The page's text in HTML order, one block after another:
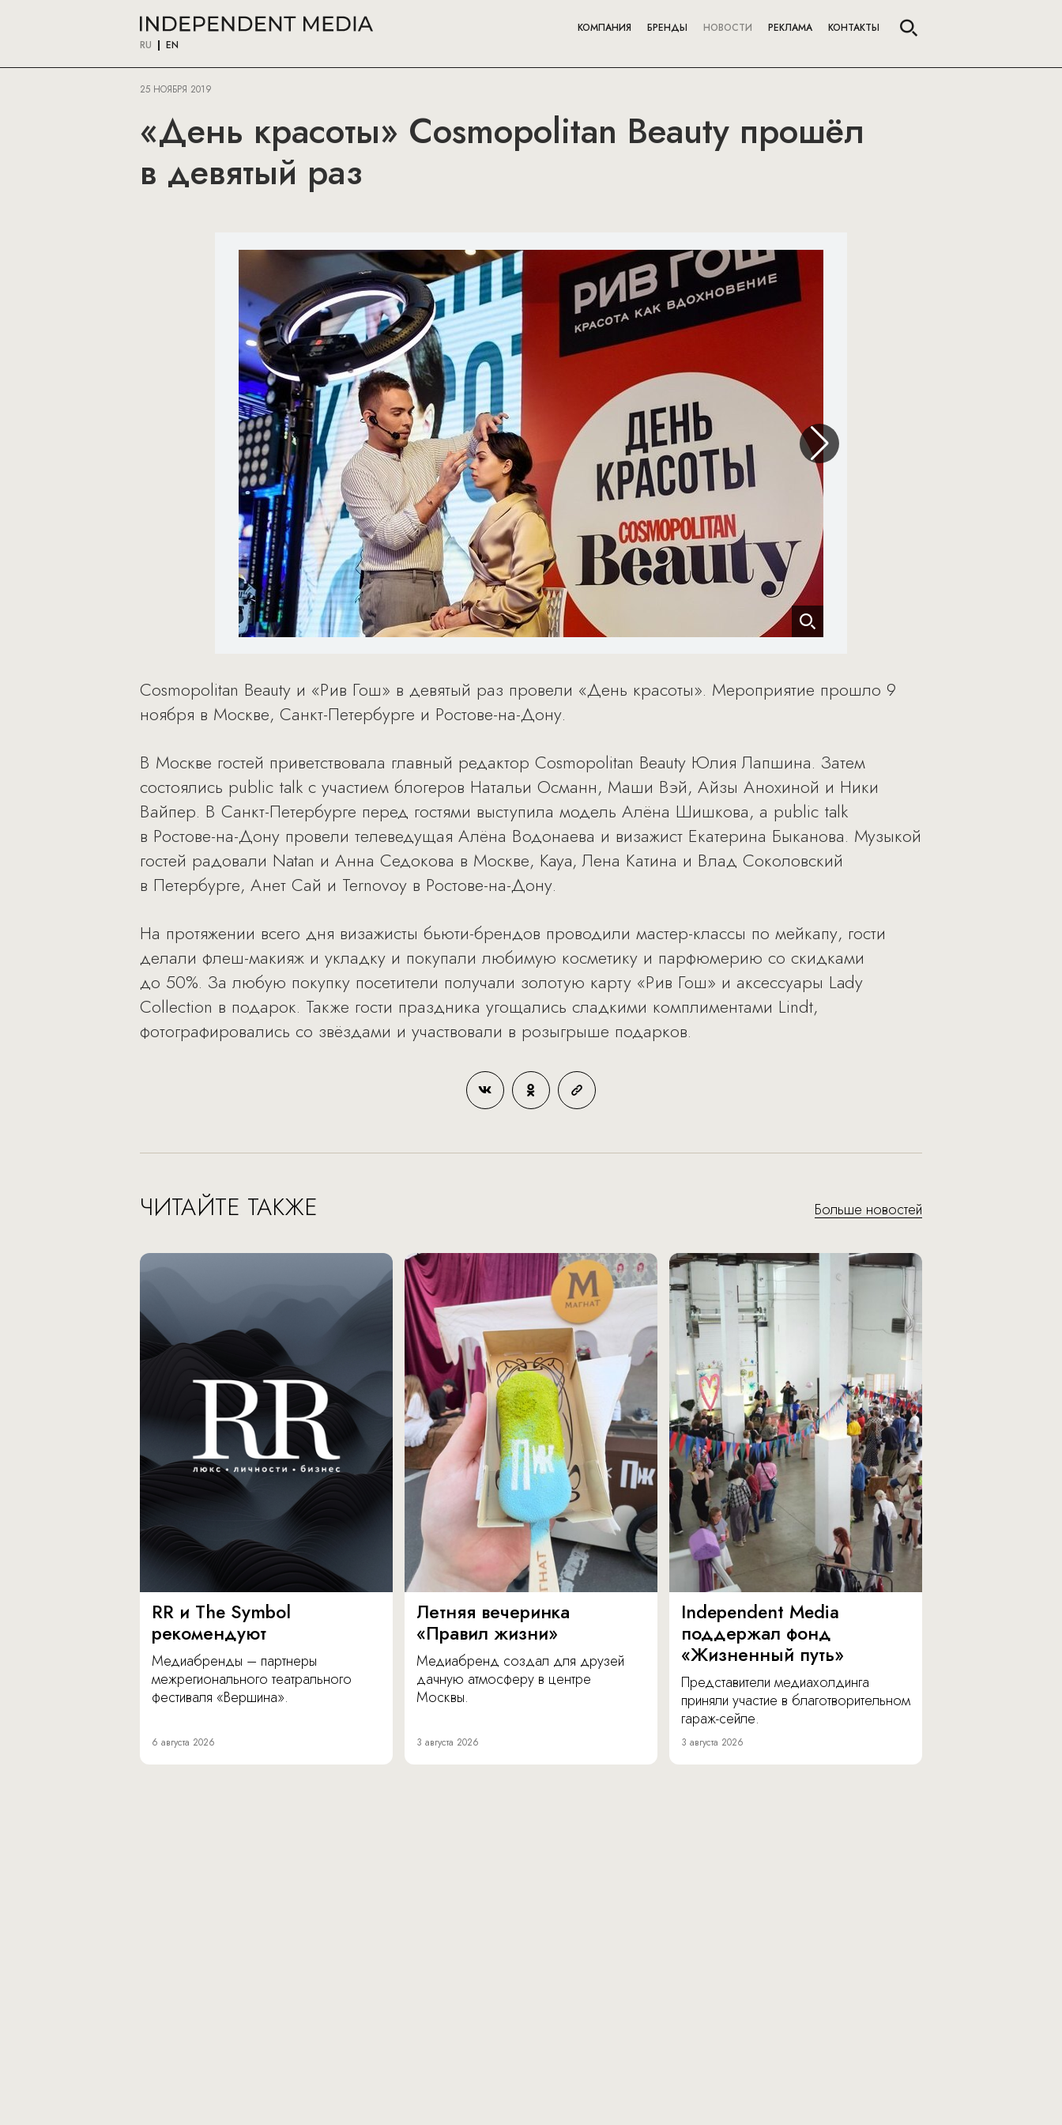
RU EN
КОМПАНИЯ БРЕНДЫ НОВОСТИ РЕКЛАМА КОНТАКТЫ
25 НОЯБРЯ 2019
«День красоты» Cosmopolitan Beauty прошёл
в девятый раз
Cosmopolitan Beauty и «Рив Гош» в девятый раз провели «День красоты». Мероприятие прошло 9
ноября в Москве, Санкт-Петербурге и Ростове-на-Дону.
В Москве гостей приветствовала главный редактор Cosmopolitan Beauty Юлия Лапшина. Затем
состоялись public talk с участием блогеров Натальи Османн, Маши Вэй, Айзы Анохиной и Ники
Вайпер. В Санкт-Петербурге перед гостями выступила модель Алёна Шишкова, а public talk
в Ростове-на-Дону провели телеведущая Алёна Водонаева и визажист Екатерина Быканова. Музыкой
гостей радовали Natan и Анна Седокова в Москве, Kaya, Лена Катина и Влад Соколовский
в Петербурге, Анет Сай и Ternovoy в Ростове-на-Дону.
На протяжении всего дня визажисты бьюти-брендов проводили мастер-классы по мейкапу, гости
делали флеш-макияж и укладку и покупали любимую косметику и парфюмерию со скидками
до 50%. За любую покупку посетители получали золотую карту «Рив Гош» и аксессуары Lady
Collection в подарок. Также гости праздника угощались сладкими комплиментами Lindt,
фотографировались со звёздами и участвовали в розыгрыше подарков.
ЧИТАЙТЕ ТАКЖЕ Больше новостей
RR и The Symbol
рекомендуют
Медиабренды – партнеры
межрегионального театрального
фестиваля «Вершина».
6 августа 2026
Летняя вечеринка
«Правил жизни»
Медиабренд создал для друзей
дачную атмосферу в центре
Москвы.
3 августа 2026
Independent Media
поддержал фонд
«Жизненный путь»
Представители медиахолдинга
приняли участие в благотворительном
гараж-сейле.
3 августа 2026